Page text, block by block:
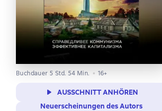
Buchdauer 5 Std. 54 Min. 16+
AUSSCHNITT ANHÖREN
Neuerscheinungen des Autors